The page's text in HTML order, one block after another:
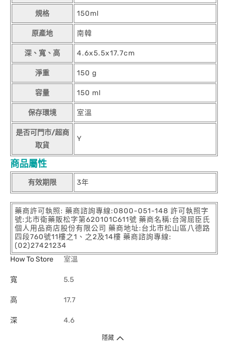
規格 150ml
原產地 南韓
深、寬、高 4.6x5.5x17.7cm
淨重 150 g
容量 150 ml
保存環境 室溫
是否可門市/超商
取貨
Y
商品屬性
有效期限 3年
藥商許可執照: 藥商諮詢專線:0800-051-148 許可執照字
號:北市衛藥販松字第620101C611號 藥商名稱:台灣屈臣氏
個人用品商店股份有限公司 藥商地址:台北市松山區八德路
四段760號11樓之1、之2及14樓 藥商諮詢專線:
(02)27421234
How To Store
室溫
寬 5.5
高 17.7
深 4.6
隱藏